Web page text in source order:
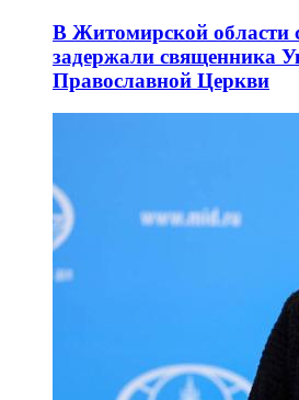
В Житомирской области
задержали священника
Православной Церкви